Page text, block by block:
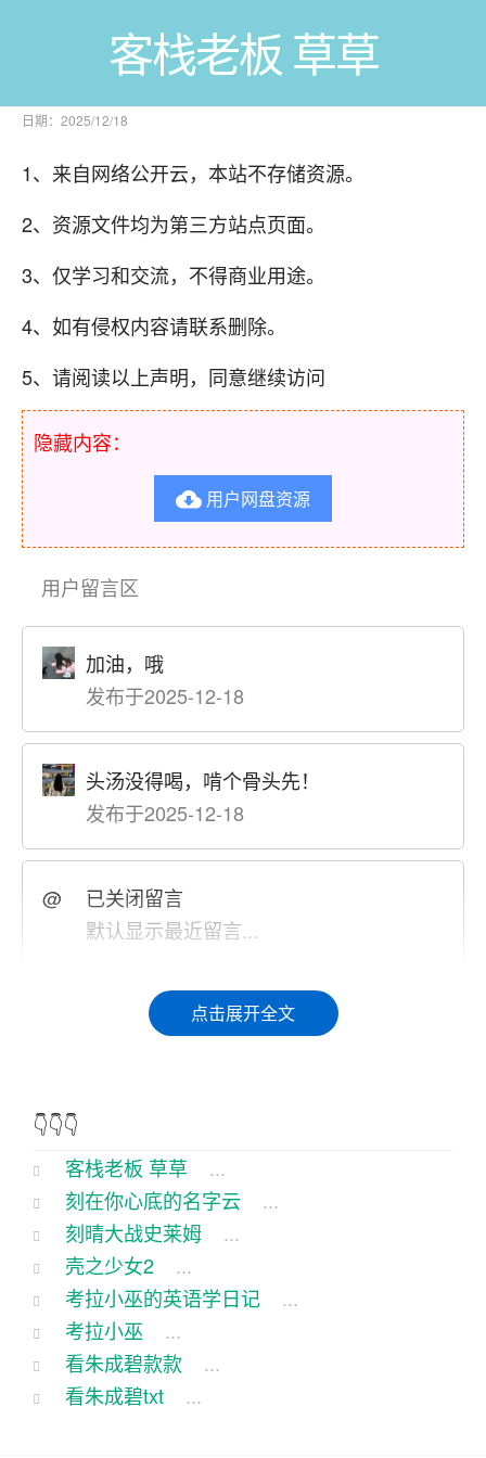
客栈老板 草草
日期：2025/12/18
1、来自网络公开云，本站不存储资源。
2、资源文件均为第三方站点页面。
3、仅学习和交流，不得商业用途。
4、如有侵权内容请联系删除。
5、请阅读以上声明，同意继续访问
隐藏内容：
 用户网盘资源
用户留言区
加油，哦
发布于2025-12-18
头汤没得喝，啃个骨头先！
发布于2025-12-18
@
已关闭留言
默认显示最近留言...
在山清水秀的江南小镇，有一家小有名气的客栈，
名叫“梦里水乡”。这客栈虽不大，却因老板的幽默风
这日，客栈里来了一个满脸风霜的客官，他自称是
远道而来的游子，想找个地方歇脚。一见，笑眯眯
地迎上去：“客官，咱这‘梦里水乡’可是您的不二之
选，包您一觉到天亮，醒来神百倍。”
客官一听，嘿嘿一笑：“老板，你这客栈名儿倒是挺
有诗意的，我听人说，你这客栈的汤最是讲究，是
不是啊？”
点击展开全文
👇👇👇
客栈老板 草草
...
刻在你心底的名字云
...
刻晴大战史莱姆
...
壳之少女2
...
考拉小巫的英语学日记
...
考拉小巫
...
看朱成碧款款
...
看朱成碧txt
...